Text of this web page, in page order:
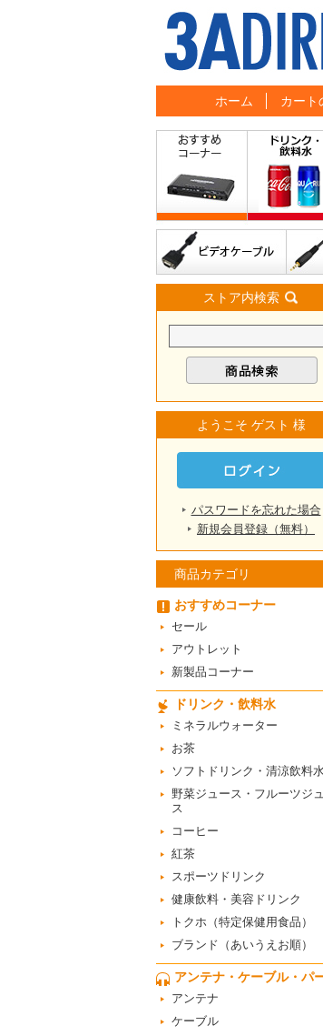
ホーム カート
ストア内検索
ようこそ ゲスト 様
パスワードを忘れた場合
新規会員登録（無料）
商品カテゴリ
おすすめコーナー
セール
アウトレット
新製品コーナー
ドリンク・飲料水
ミネラルウォーター
お茶
ソフトドリンク・清涼飲料
野菜ジュース・フルーツジ
ス
コーヒー
紅茶
スポーツドリンク
健康飲料・美容ドリンク
トクホ（特定保健用食品）
ブランド（あいうえお順）
アンテナ・ケーブル・パ
アンテナ
ケーブル